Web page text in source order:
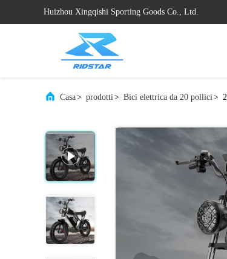
Huizhou Xingqishi Sporting Goods Co., Ltd.
Casa> prodotti> Bici elettrica da 20 pollici>